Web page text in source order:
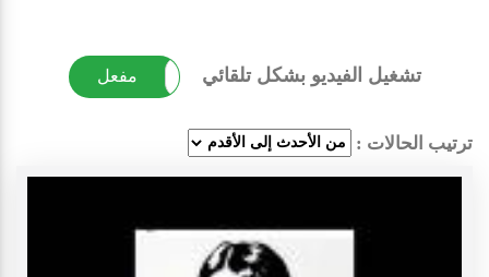
تشغيل الفيديو بشكل تلقائي مفعل غير مفعل
ترتيب الحالات :